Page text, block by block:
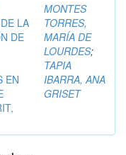
LA
DE
EN
MONTES
TORRES,
MARÍA DE
LOURDES;
TAPIA
IBARRA, ANA
GRISET